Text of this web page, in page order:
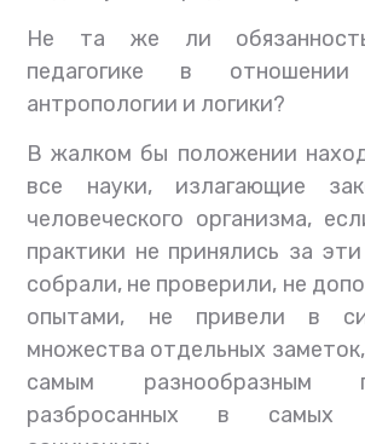
Не та же ли
педагогике в отношении
антропологии и логики?
В жалком бы положении
все науки, излагающие
человеческого организма,
практики не принялись за
собрали, не проверили, не
опытами, не привели в
множества отдельных
самым разнообразным
разбросанных в самых